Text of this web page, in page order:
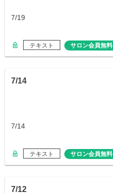
7/19
テキスト サロン会員無料
7/14
7/14
テキスト サロン会員無料
7/12